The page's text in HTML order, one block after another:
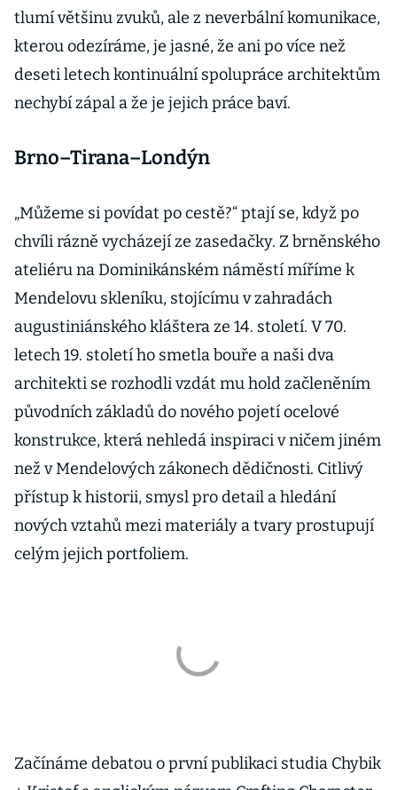
tlumí většinu zvuků, ale z neverbální komunikace,
kterou odezíráme, je jasné, že ani po více než
deseti letech kontinuální spolupráce architektům
nechybí zápal a že je jejich práce baví.
Brno–Tirana–Londýn
„Můžeme si povídat po cestě?“ ptají se, když po
chvíli rázně vycházejí ze zasedačky. Z brněnského
ateliéru na Dominikánském náměstí míříme k
Mendelovu skleníku, stojícímu v zahradách
augustiniánského kláštera ze 14. století. V 70.
letech 19. století ho smetla bouře a naši dva
architekti se rozhodli vzdát mu hold začleněním
původních základů do nového pojetí ocelové
konstrukce, která nehledá inspiraci v ničem jiném
než v Mendelových zákonech dědičnosti. Citlivý
přístup k historii, smysl pro detail a hledání
nových vztahů mezi materiály a tvary prostupují
celým jejich portfoliem.
Začínáme debatou o první publikaci studia Chybik